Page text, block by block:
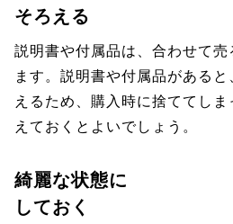
そろえる
説明書や付属品は、合わせて
ます。説明書や付属品がある
えるため、購入時に捨ててし
えておくとよいでしょう。
綺麗な状態に
しておく